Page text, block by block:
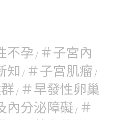
不孕 / ＃子宮內
知 / ＃子宮肌瘤 /
/ ＃早發性卵巢
內分泌障礙 / ＃